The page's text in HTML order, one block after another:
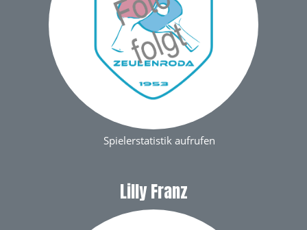
Spielerstatistik aufrufen
Lilly Franz